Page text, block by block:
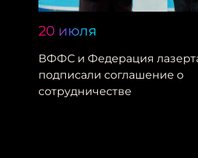
20 июля
ВФФС и Федерация
подписали соглашение о
сотрудничестве